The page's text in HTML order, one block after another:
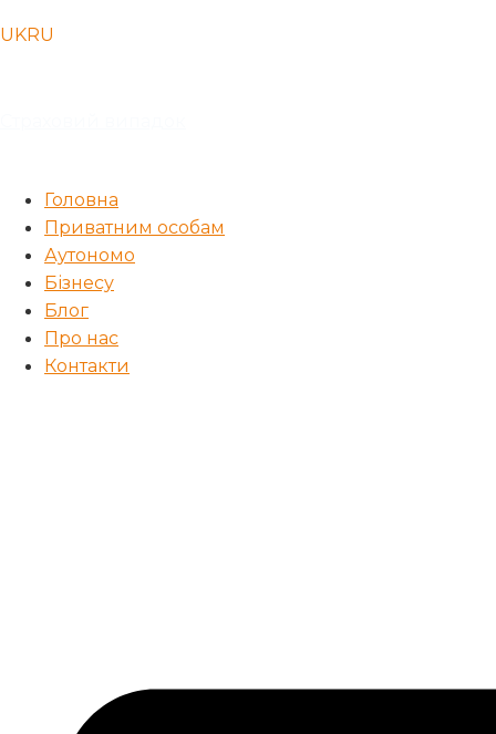
UKRU
Головна
Приватним особам
Аутономо
Бізнесу
Блог
Про нас
Контакти